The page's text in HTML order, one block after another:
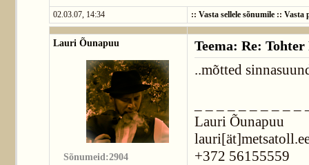
02.03.07, 14:34 :: Vasta sellele sõnumile:: Vasta
Lauri Õunapuu
Sõnumeid:2904
Teema: Re: Tohter
..mõtted
Lauri Õunapuu
+372 56155559